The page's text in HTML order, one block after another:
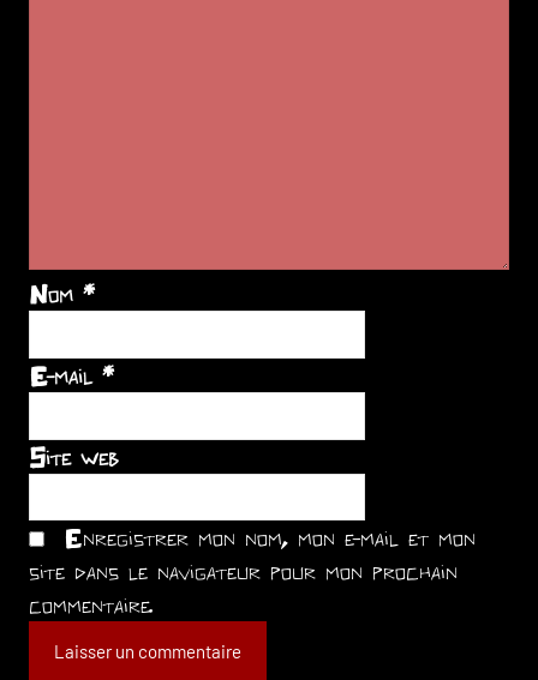
Nom *
E-mail *
Site web
Enregistrer mon nom, mon e-mail et mon
site dans le navigateur pour mon prochain
commentaire.